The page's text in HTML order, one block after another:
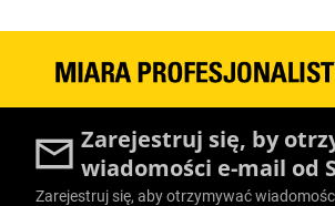
Zarejestruj się, by
wiadomości e-mail od
Zarejestruj się, aby otrzymywać